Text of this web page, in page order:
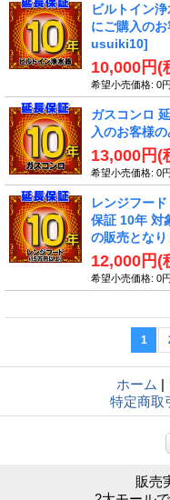
ビルトイン
にご購入の
usuiki10]
10,000円 (
希望小売価格: 0円
ガスコンロ
入のお客様
13,000円 (
希望小売価格: 0円
レンジフー
保証 10年 対
の販売となり
12,000円 (
希望小売価格: 0円
1
ホーム |
特定商取
販売